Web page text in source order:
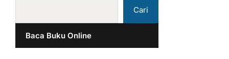
Cari
Baca Buku Online